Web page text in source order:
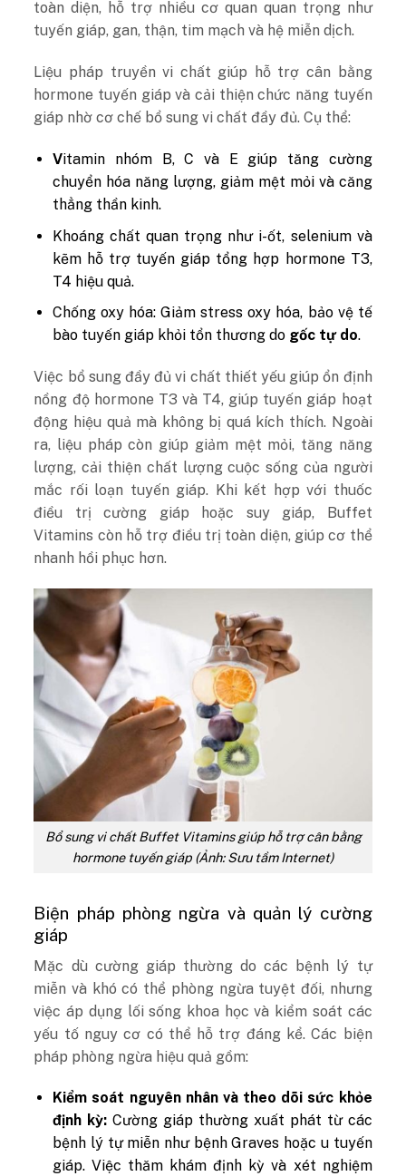
toàn diện, hỗ trợ nhiều cơ quan quan trọng như
tuyến giáp, gan, thận, tim mạch và hệ miễn dịch.
Liệu pháp truyền vi chất giúp hỗ trợ cân bằng
hormone tuyến giáp và cải thiện chức năng tuyến
giáp nhờ cơ chế bổ sung vi chất đầy đủ. Cụ thể:
Vitamin nhóm B, C và E giúp tăng cường
chuyển hóa năng lượng, giảm mệt mỏi và căng
thẳng thần kinh.
Khoáng chất quan trọng như i-ốt, selenium và
kẽm hỗ trợ tuyến giáp tổng hợp hormone T3,
T4 hiệu quả.
Chống oxy hóa: Giảm stress oxy hóa, bảo vệ tế
bào tuyến giáp khỏi tổn thương do gốc tự do.
Việc bổ sung đầy đủ vi chất thiết yếu giúp ổn định
nồng độ hormone T3 và T4, giúp tuyến giáp hoạt
động hiệu quả mà không bị quá kích thích. Ngoài
ra, liệu pháp còn giúp giảm mệt mỏi, tăng năng
lượng, cải thiện chất lượng cuộc sống của người
mắc rối loạn tuyến giáp. Khi kết hợp với thuốc
điều trị cường giáp hoặc suy giáp, Buffet
Vitamins còn hỗ trợ điều trị toàn diện, giúp cơ thể
nhanh hồi phục hơn.
Bổ sung vi chất Buffet Vitamins giúp hỗ trợ cân bằng
hormone tuyến giáp (Ảnh: Sưu tầm Internet)
Biện pháp phòng ngừa và quản lý cường
giáp
Mặc dù cường giáp thường do các bệnh lý tự
miễn và khó có thể phòng ngừa tuyệt đối, nhưng
việc áp dụng lối sống khoa học và kiểm soát các
yếu tố nguy cơ có thể hỗ trợ đáng kể. Các biện
pháp phòng ngừa hiệu quả gồm:
Kiểm soát nguyên nhân và theo dõi sức khỏe
định kỳ:Cường giáp thường xuất phát từ các
bệnh lý tự miễn như bệnh Graves hoặc u tuyến
giáp. Việc thăm khám định kỳ và xét nghiệm